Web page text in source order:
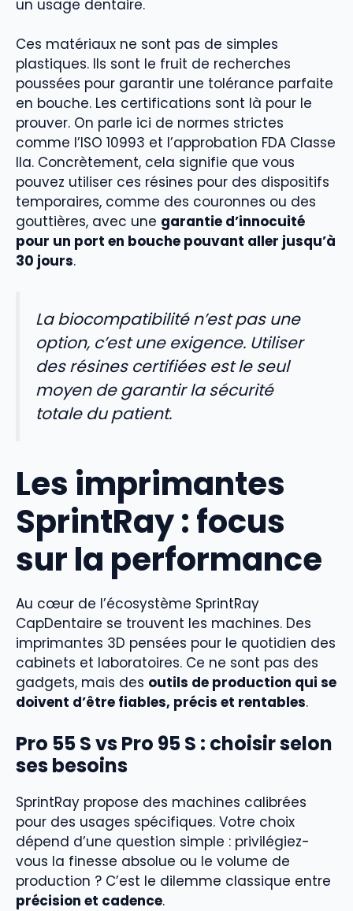
un usage dentaire.
Ces matériaux ne sont pas de simples
plastiques. Ils sont le fruit de recherches
poussées pour garantir une tolérance parfaite
en bouche. Les certifications sont là pour le
prouver. On parle ici de normes strictes
comme l’ISO 10993 et l’approbation FDA Classe
IIa. Concrètement, cela signifie que vous
pouvez utiliser ces résines pour des dispositifs
temporaires, comme des couronnes ou des
gouttières, avec une garantie d’innocuité
pour un port en bouche pouvant aller jusqu’à
30 jours.
La biocompatibilité n’est pas une
option, c’est une exigence. Utiliser
des résines certifiées est le seul
moyen de garantir la sécurité
totale du patient.
Les imprimantes
SprintRay : focus
sur la performance
Au cœur de l’écosystème SprintRay
CapDentaire se trouvent les machines. Des
imprimantes 3D pensées pour le quotidien des
cabinets et laboratoires. Ce ne sont pas des
gadgets, mais des outils de production qui se
doivent d’être fiables, précis et rentables.
Pro 55 S vs Pro 95 S : choisir selon
ses besoins
SprintRay propose des machines calibrées
pour des usages spécifiques. Votre choix
dépend d’une question simple : privilégiez-
vous la finesse absolue ou le volume de
production ? C’est le dilemme classique entre
précision et cadence.